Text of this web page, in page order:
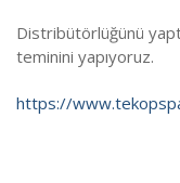
Distribütörlüğünü
teminini yapıyoruz.
https://